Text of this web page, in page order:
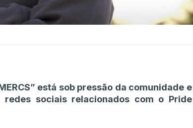
está sob pressão da comunidade e
sociais relacionados com o Pride